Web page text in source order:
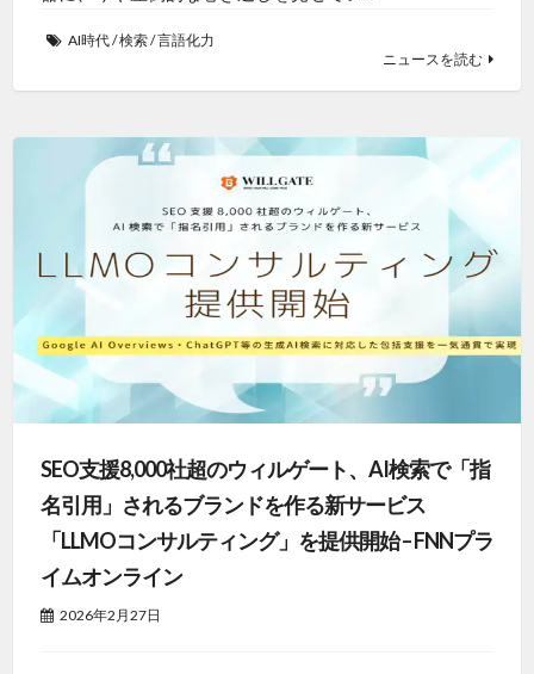
AI時代/検索/言語化力
ニュースを読む
SEO支援8,000社超のウィルゲート、AI検索で「指
名引用」されるブランドを作る新サービス
「LLMOコンサルティング」を提供開始 – FNNプラ
イムオンライン
2026年2月27日